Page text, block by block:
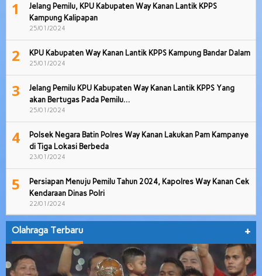
1
Jelang Pemilu, KPU Kabupaten Way Kanan Lantik KPPS
Kampung Kalipapan
25/01/2024
2 KPU Kabupaten Way Kanan Lantik KPPS Kampung Bandar Dalam
25/01/2024
3
Jelang Pemilu KPU Kabupaten Way Kanan Lantik KPPS Yang
akan Bertugas Pada Pemilu…
25/01/2024
4
Polsek Negara Batin Polres Way Kanan Lakukan Pam Kampanye
di Tiga Lokasi Berbeda
23/01/2024
5
Persiapan Menuju Pemilu Tahun 2024, Kapolres Way Kanan Cek
Kendaraan Dinas Polri
22/01/2024
Olahraga Terbaru +